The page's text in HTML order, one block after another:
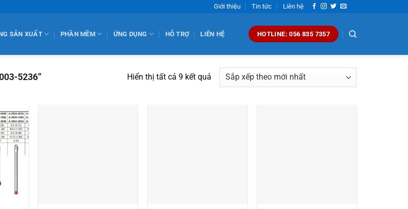
Giới thiệu Tin tức Liên hệ
SẢN XUẤT PHẦN MỀM ỨNG DỤNG HỖ TRỢ LIÊN HỆ HOTLINE: 056 835 7357
5236” Hiển thị tất cả 9 kết quảĐã
sắp